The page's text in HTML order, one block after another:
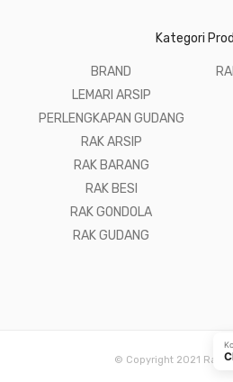
Kategori
BRAND
LEMARI ARSIP
PERLENGKAPAN GUDANG
RAK ARSIP
RAK BARANG
RAK BESI
RAK GONDOLA
RAK GUDANG
© Copyright 2021 Raja